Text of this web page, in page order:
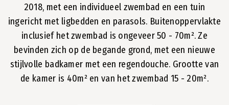
2018, met een individueel zwembad en een tuin
ingericht met ligbedden en parasols. Buitenoppervlakte
inclusief het zwembad is ongeveer 50 - 70m². Ze
bevinden zich op de begande grond, met een nieuwe
stijlvolle badkamer met een regendouche. Grootte van
de kamer is 40m² en van het zwembad 15 - 20m².